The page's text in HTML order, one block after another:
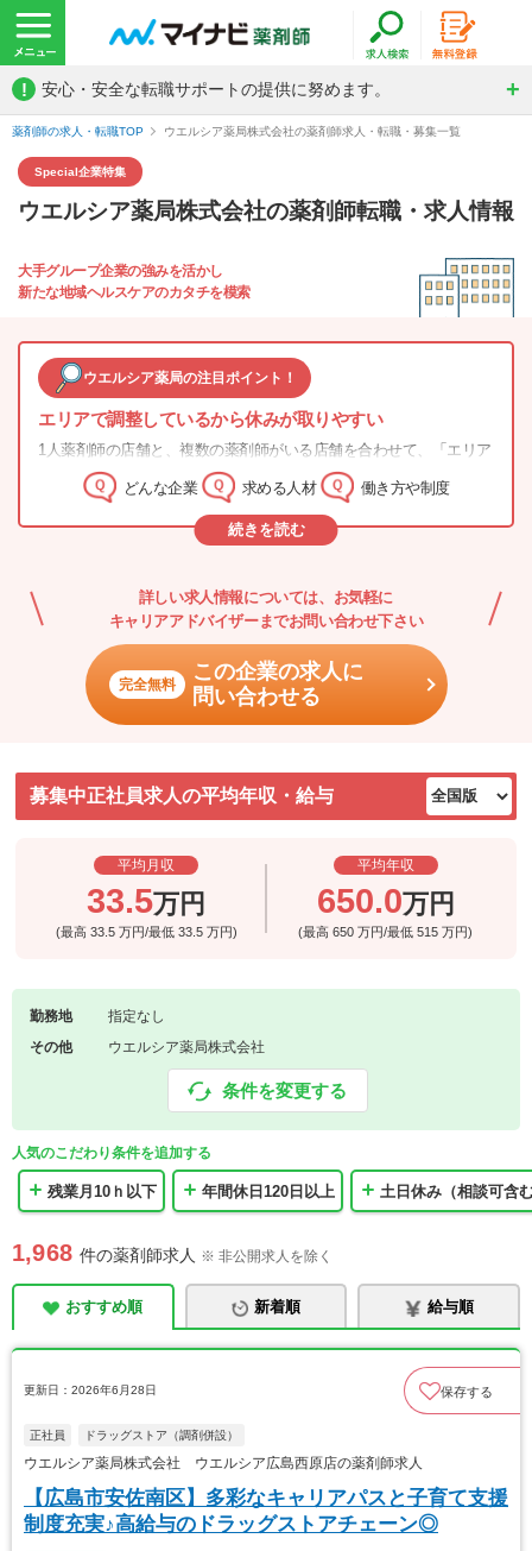
! 安心・安全な転職サポートの提供に努めます。
薬剤師の求人・転職TOP ウエルシア薬局株式会社の薬剤師求人・転職・募集一覧
Special企業特集
ウエルシア薬局株式会社の薬剤師転職・求人情報
大手グループ企業の強みを活かし
新たな地域ヘルスケアのカタチを模索
ウエルシア薬局の注目ポイント！
エリアで調整しているから休みが取りやすい
1人薬剤師の店舗と、複数の薬剤師がいる店舗を合わせて、「エリア
でのシフト調整」をしているため、人数が少ない店舗でも休みが取
りやすい仕組み作りが実践されています。
どんな企業 求める人材 働き方や制度
続きを読む
詳しい求人情報については、お気軽に
キャリアアドバイザーまでお問い合わせ下さい
完全無料
この企業の求人に
問い合わせる
募集中正社員求人の平均年収・給与
平均月収
33.5万円
(最高 33.5 万円/最低 33.5 万円)
平均年収
650.0万円
(最高650万円/最低515万円)
勤務地
指定なし
その他
ウエルシア薬局株式会社
条件を変更する
人気のこだわり条件を追加する
残業月10ｈ以下 年間休日120日以上 土日休み（相談可含
1,968 件の薬剤師求人 ※ 非公開求人を除く
おすすめ順 新着順 給与順
更新日：2026年6月28日 保存する
正社員 ドラッグストア（調剤併設）
ウエルシア薬局株式会社 ウエルシア広島西原店の薬剤師求人
【広島市安佐南区】多彩なキャリアパスと子育て支援
制度充実♪高給与のドラッグストアチェーン◎